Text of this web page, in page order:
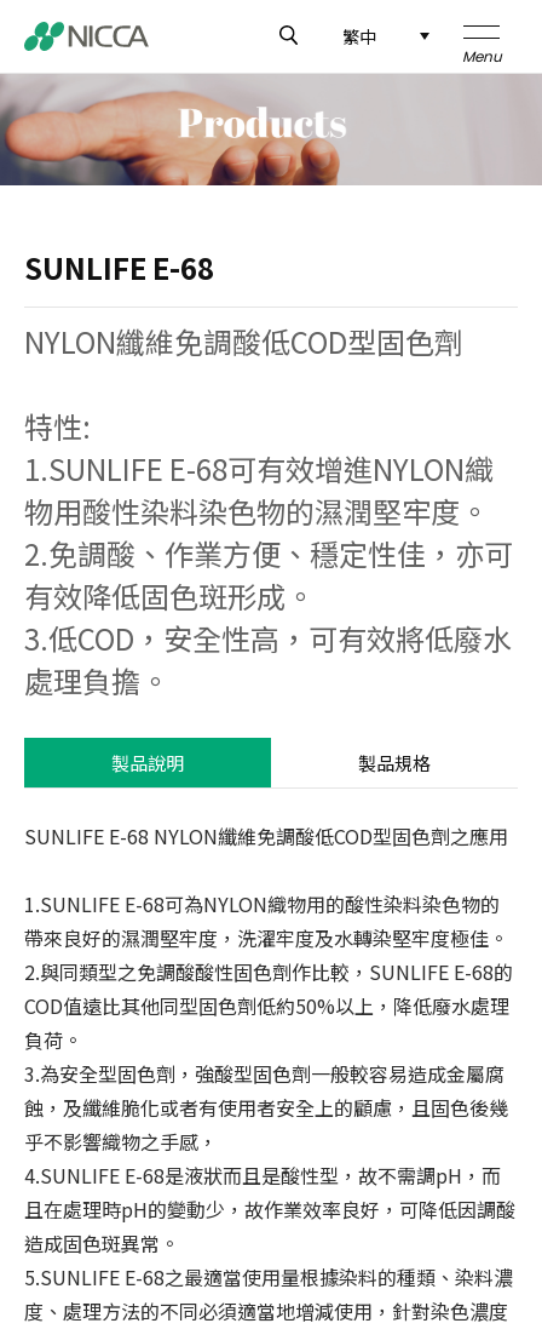
繁中
SUNLIFE E-68
NYLON纖維免調酸低COD型固色劑
特性:
1.SUNLIFE E-68可有效增進NYLON織
物用酸性染料染色物的濕潤堅牢度。
2.免調酸、作業方便、穩定性佳，亦可
有效降低固色斑形成。
3.低COD，安全性高，可有效將低廢水
處理負擔。
製品說明 製品規格
SUNLIFE E-68 NYLON纖維免調酸低COD型固色劑之應用
1.SUNLIFE E-68可為NYLON織物用的酸性染料染色物的
帶來良好的濕潤堅牢度，洗濯牢度及水轉染堅牢度極佳。
2.與同類型之免調酸酸性固色劑作比較，SUNLIFE E-68的
COD值遠比其他同型固色劑低約50%以上，降低廢水處理
負荷。
3.為安全型固色劑，強酸型固色劑一般較容易造成金屬腐
蝕，及纖維脆化或者有使用者安全上的顧慮，且固色後幾
乎不影響織物之手感，
4.SUNLIFE E-68是液狀而且是酸性型，故不需調pH，而
且在處理時pH的變動少，故作業效率良好，可降低因調酸
造成固色斑異常。
5.SUNLIFE E-68之最適當使用量根據染料的種類、染料濃
度、處理方法的不同必須適當地增減使用，針對染色濃度
企業介紹
應用領域
新聞中心
全球據點
系統認證
聯絡我們